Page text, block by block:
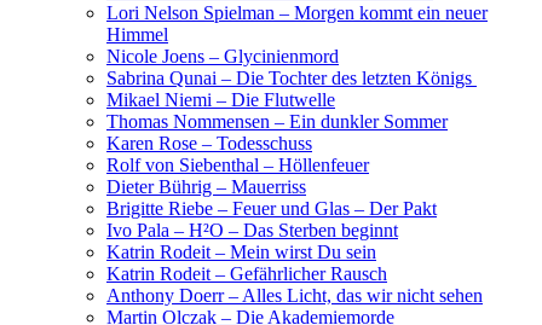
Lori Nelson Spielman – Morgen kommt ein neuer
Himmel
Nicole Joens – Glycinienmord
Sabrina Qunai – Die Tochter des letzten Königs
Mikael Niemi – Die Flutwelle
Thomas Nommensen – Ein dunkler Sommer
Karen Rose – Todesschuss
Rolf von Siebenthal – Höllenfeuer
Dieter Bührig – Mauerriss
Brigitte Riebe – Feuer und Glas – Der Pakt
Ivo Pala – H²O – Das Sterben beginnt
Katrin Rodeit – Mein wirst Du sein
Katrin Rodeit – Gefährlicher Rausch
Anthony Doerr – Alles Licht, das wir nicht sehen
Martin Olczak – Die Akademiemorde